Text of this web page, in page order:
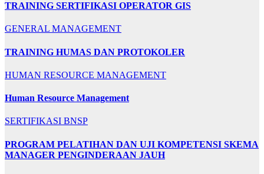
TRAINING SERTIFIKASI OPERATOR GIS
GENERAL MANAGEMENT
TRAINING HUMAS DAN PROTOKOLER
HUMAN RESOURCE MANAGEMENT
Human Resource Management
SERTIFIKASI BNSP
PROGRAM PELATIHAN DAN UJI KOMPETENSI SKEMA
MANAGER PENGINDERAAN JAUH